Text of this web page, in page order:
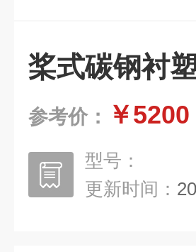
桨式碳钢衬
参考价： ￥5200
型号：
更新时间：